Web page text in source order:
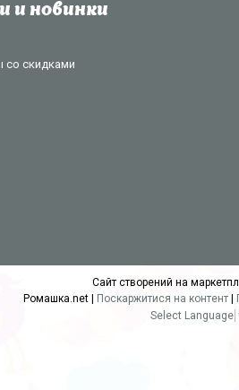
и новинки
со скидками
Сайт створений на
Поскаржитися на контент
Select Language